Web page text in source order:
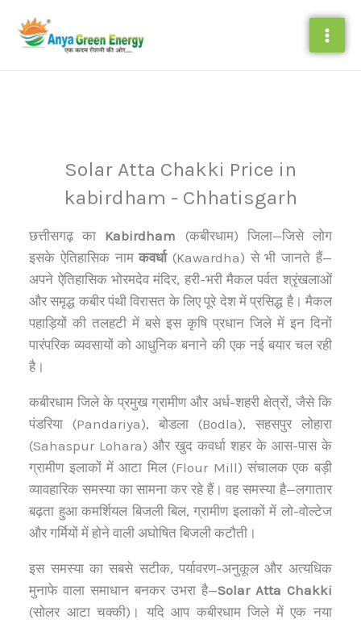
content
Solar Atta Chakki Price in
kabirdham - Chhatisgarh
छत्तीसगढ़ का Kabirdham (कबीरधाम) जिला—जिसे लोग
इसके ऐतिहासिक नामकवर्धा(Kawardha) से भी जानते हैं—
अपने ऐतिहासिक भोरमदेव मंदिर, हरी-भरी मैकल पर्वत श्रृंखलाओं
और समृद्ध कबीर पंथी विरासत के लिए पूरे देश में प्रसिद्ध है। मैकल
पहाड़ियों की तलहटी में बसे इस कृषि प्रधान जिले में इन दिनों
पारंपरिक व्यवसायों को आधुनिक बनाने की एक नई बयार चल रही
है।
कबीरधाम जिले के प्रमुख ग्रामीण और अर्ध-शहरी क्षेत्रों, जैसे कि
पंडरिया (Pandariya), बोडला (Bodla), सहसपुर लोहारा
(Sahaspur Lohara) और खुद कवर्धा शहर के आस-पास के
ग्रामीण इलाकों में आटा मिल (Flour Mill) संचालक एक बड़ी
व्यावहारिक समस्या का सामना कर रहे हैं। वह समस्या है—लगातार
बढ़ता हुआ कमर्शियल बिजली बिल, ग्रामीण इलाकों में लो-वोल्टेज
और गर्मियों में होने वाली अघोषित बिजली कटौती।
इस समस्या का सबसे सटीक, पर्यावरण-अनुकूल और अत्यधिक
मुनाफे वाला समाधान बनकर उभरा है—Solar Atta Chakki
(सोलर आटा चक्की)। यदि आप कबीरधाम जिले में एक नया